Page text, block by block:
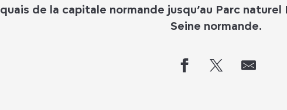
quais de la capitale normande jusqu’au Parc
Seine normande.